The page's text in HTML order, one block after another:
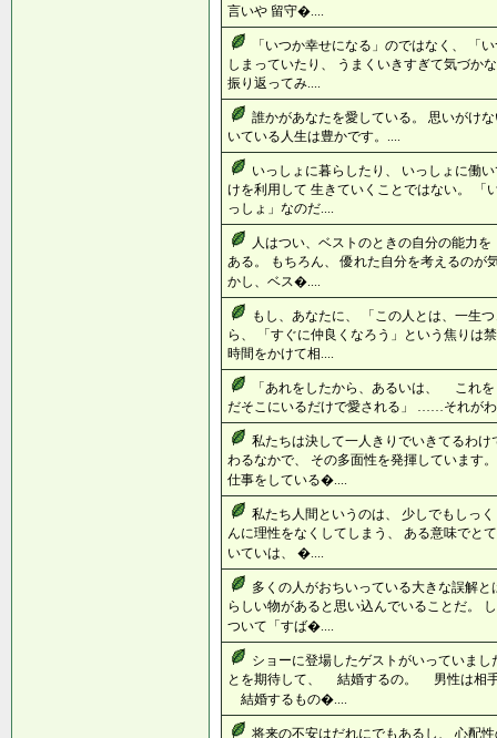
言いや 留守�....
「いつか幸せになる」のではなく、 「
しまっていたり、 うまくいきすぎて気づか
振り返ってみ....
誰かがあなたを愛している。 思いがけ
いている人生は豊かです。....
いっしょに暮らしたり、 いっしょに働
けを利用して 生きていくことではない。 「
っしょ」なのだ....
人はつい、ベストのときの自分の能力
ある。 もちろん、 優れた自分を考えるのが
かし、ベス�....
もし、あなたに、 「この人とは、一生
ら、 「すぐに仲良くなろう」という焦りは
時間をかけて相....
「あれをしたから、あるいは、 これ
だそこにいるだけで愛される」 ……それが
私たちは決して一人きりでいきてるわ
わるなかで、 その多面性を発揮しています
仕事をしている�....
私たち人間というのは、 少しでもしっ
んに理性をなくしてしまう、 ある意味でと
いていは、 �....
多くの人がおちいっている大きな誤解
らしい物があると思い込んでいることだ。
ついて「すば�....
ショーに登場したゲストがいっていま
とを期待して、 結婚するの。 男性は相手
結婚するもの�....
将来の不安はだれにでもあるし、 心配